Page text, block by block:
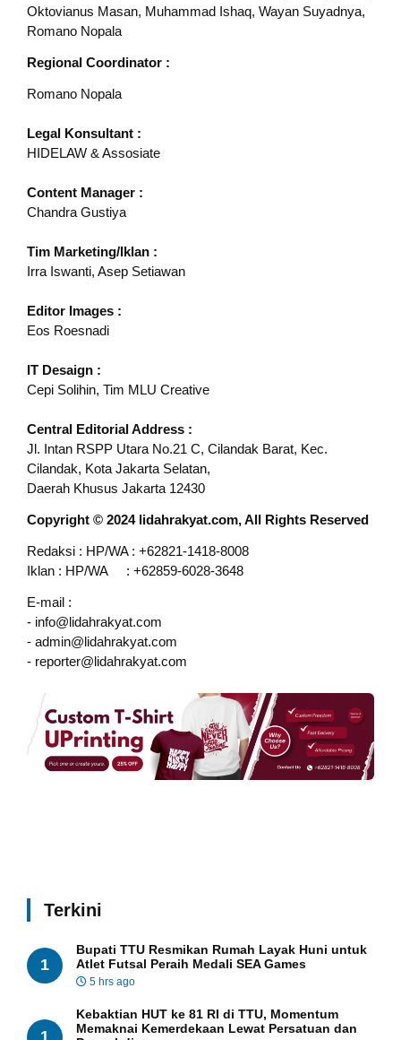
Oktovianus Masan, Muhammad Ishaq, Wayan Suyadnya,
Romano Nopala
Regional Coordinator :
Romano Nopala
Legal Konsultant :
HIDELAW & Assosiate
Content Manager :
Chandra Gustiya
Tim Marketing/Iklan :
Irra Iswanti, Asep Setiawan
Editor Images :
Eos Roesnadi
IT Desaign :
Cepi Solihin, Tim MLU Creative
Central Editorial Address :
Jl. Intan RSPP Utara No.21 C, Cilandak Barat, Kec.
Cilandak, Kota Jakarta Selatan,
Daerah Khusus Jakarta 12430
Copyright © 2024 lidahrakyat.com, All Rights Reserved
Redaksi : HP/WA : +62821-1418-8008
Iklan : HP/WA : +62859-6028-3648
E-mail :
- info@lidahrakyat.com
- admin@lidahrakyat.com
- reporter@lidahrakyat.com
Terkini
1
Bupati TTU Resmikan Rumah Layak Huni untuk
Atlet Futsal Peraih Medali SEA Games
5 hrs ago
Kebaktian HUT ke 81 RI di TTU, Momentum
Memaknai Kemerdekaan Lewat Persatuan dan